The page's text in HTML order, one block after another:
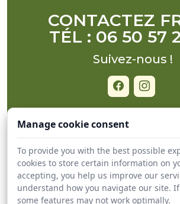
CONTACTEZ
TÉL : 06 50 57
Suivez-nous !
ACCUEIL
BOUTIQUE EN LIGNE
PLANNING LIVRAISON
À PROPOS DE NOUS
Manage cookie consent
To provide you with the best possible
cookies to store certain information on
accepting, you help us improve our
understand how you navigate our site.
some features may not work optimally.